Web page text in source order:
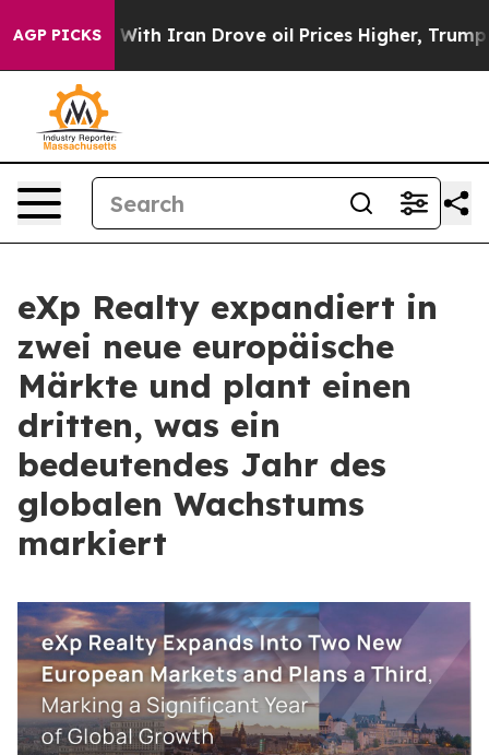
AGP PICKS
war With Iran Drove oil Prices Higher, Trump Gave
eXp Realty expandiert in
zwei neue europäische
Märkte und plant einen
dritten, was ein
bedeutendes Jahr des
globalen Wachstums
markiert